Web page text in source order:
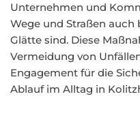
Unternehmen und
Wege und Straßen auch
Glätte sind. Diese
Vermeidung von
Engagement für die
Ablauf im Alltag in